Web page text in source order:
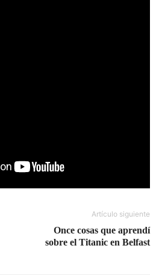
Artículo siguiente
Once cosas que aprendí
sobre el Titanic en Belfast